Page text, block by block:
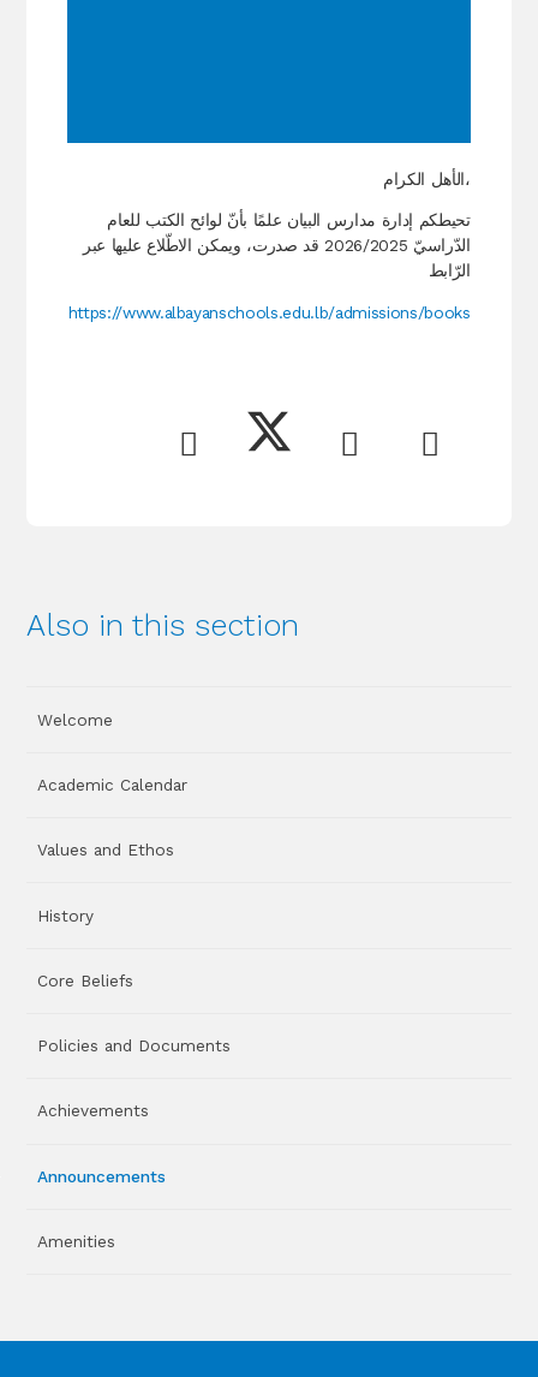
الأهل الكرام،
الدّراسيّ 2026/2025 قد صدرت، ويمكن الاطّلاع عليها عبر
الرّابط
‏https://www.albayanschools.edu.lb/admissions/books
Also in this section
Welcome
Academic Calendar
Values and Ethos
History
Core Beliefs
Policies and Documents
Achievements
Announcements
Amenities